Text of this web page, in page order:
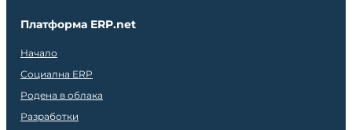
Платформа ERP.net
Начало
Социална ERP
Родена в облака
Разработки